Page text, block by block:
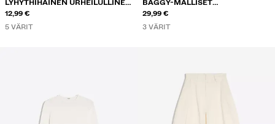
LYHYTHIHAINEN URHEILULLINEN
PRINTTI-T-PAITA
12,99 €
5 VÄRIT
BAGGY-MALLISET
FARKKUBERMUDASHORTSIT
29,99 €
3 VÄRIT